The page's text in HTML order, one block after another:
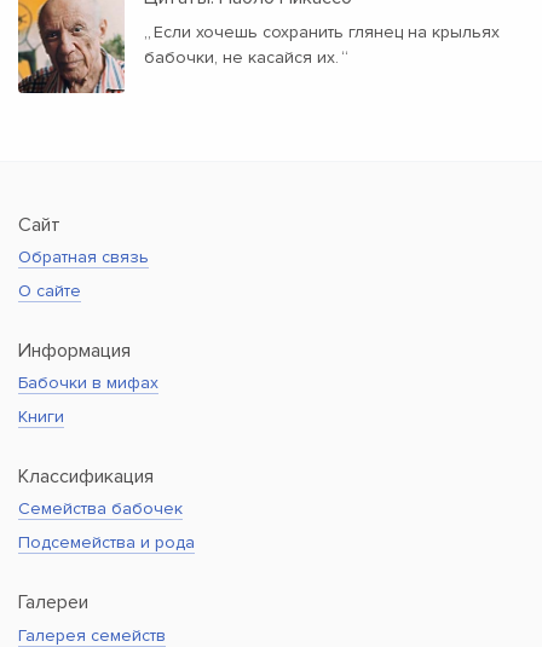
„Если хочешь сохранить глянец на крыльях
бабочки, не касайся их. “
Сайт
Обратная связь
О сайте
Информация
Бабочки в мифах
Книги
Классификация
Семейства бабочек
Подсемейства и рода
Галереи
Галерея семейств